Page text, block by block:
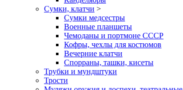
Сумки, клатчи >
Сумки медсестры
Военные планшеты
Чемоданы и портмоне СССР
Кофры, чехлы для костюмов
Вечерние клатчи
Спорраны, ташки, кисеты
Трубки и мундштуки
Трости